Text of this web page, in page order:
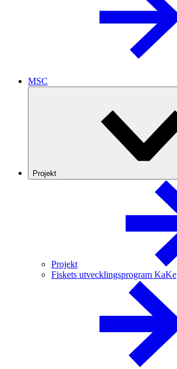
MSC
Projekt
Projekt
Fiskets utvecklingsprogram KaKe